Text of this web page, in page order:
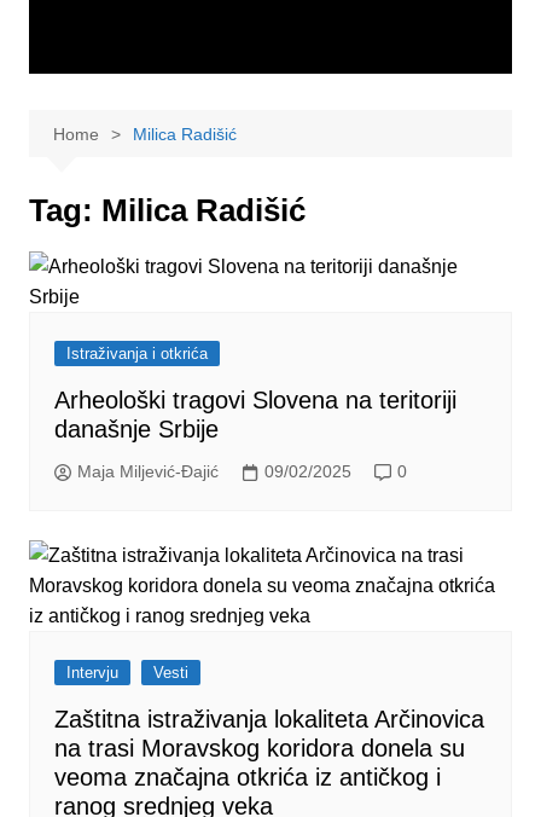
Home Milica Radišić
Tag: Milica Radišić
Istraživanja i otkrića
Arheološki tragovi Slovena na teritoriji
današnje Srbije
Maja Miljević-Đajić 09/02/2025 0
Intervju Vesti
Zaštitna istraživanja lokaliteta Arčinovica
na trasi Moravskog koridora donela su
veoma značajna otkrića iz antičkog i
ranog srednjeg veka